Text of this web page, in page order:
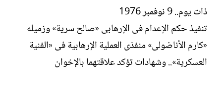
ا
ت
خ
إ
ذات يوم.. 9 نوفمبر 1976
تنفيذ حكم الإعدام فى الإرهابى «صالح سرية» وزميله
«كارم الأناضولى» منفذى العملية الإرهابية فى «الفنية
العسكرية».. وشهادات تؤكد علاقتهما بالإخوان